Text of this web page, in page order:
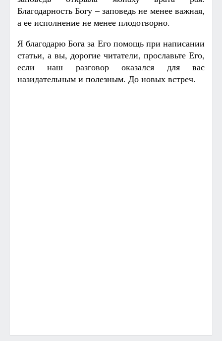
Благодарность Богу – заповедь не менее важная,
а ее исполнение не менее плодотворно.
Я благодарю Бога за Его помощь при написании
статьи, а вы, дорогие читатели, прославьте Его,
если наш разговор оказался для вас
назидательным и полезным. До новых встреч.